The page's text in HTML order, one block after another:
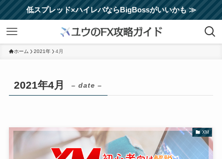
低スプレッド×ハイレバならBigBossがいいかも ≫
ホーム 2021年 4月
2021年4月 – date –
XM